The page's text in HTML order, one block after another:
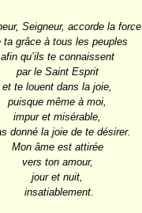
Seigneur, accorde la force
ta grâce à tous les peuples
afin qu’ils te connaissent
par le Saint Esprit
et te louent dans la joie,
puisque même à moi,
impur et misérable,
donné la joie de te désirer.
Mon âme est attirée
vers ton amour,
jour et nuit,
insatiablement.